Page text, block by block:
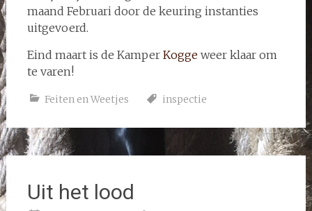
maand Februari door de keuring instanties
uitgevoerd.
Eind maart is de Kamper Koggeweer klaar om
te varen!
Feiten en Weetjes inspectie
Uit het lood